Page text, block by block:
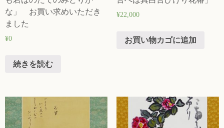
な」 お買い求めいただき
ました
¥0
続きを読む
¥22,000
お買い物カゴに追加